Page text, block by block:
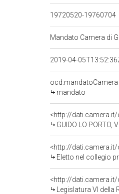
19720520-19760704
Mandato Camera di
2019-04-
ocd:mandatoCamera
mandato
<http://
GUIDO LO PORTO,
<http://
Eletto nel collegio
<http://
Legislatura VI